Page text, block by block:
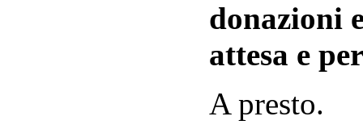
donazioni
attesa e
A presto.